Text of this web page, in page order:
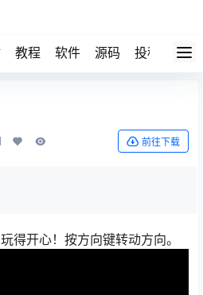
教程 软件 源码 投稿 关于
前往下载
得开心！按方向键转动方向。